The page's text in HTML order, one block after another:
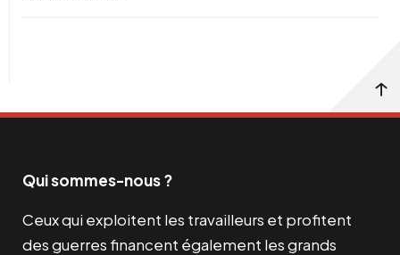
Qui sommes-nous ?
Ceux qui exploitent les travailleurs et profitent
des guerres financent également les grands